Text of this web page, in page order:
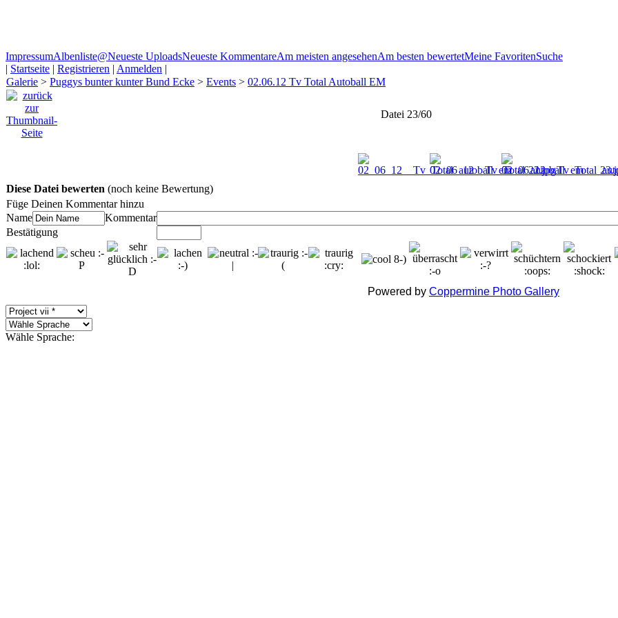
ImpressumAlbenliste@Neueste UploadsNeueste KommentareAm meisten angesehenAm besten bewertetMeine FavoritenSuche
| Startseite | Registrieren | Anmelden |
Galerie > Puggys bunter kunter Bund Ecke > Events > 02.06.12 Tv Total Autoball EM
Datei 23/60
Diese Datei bewerten (noch keine Bewertung)
Füge Deinen Kommentar hinzu
Name
Kommentar
Bestätigung
Powered by Coppermine Photo Gallery
Wähle Sprache: